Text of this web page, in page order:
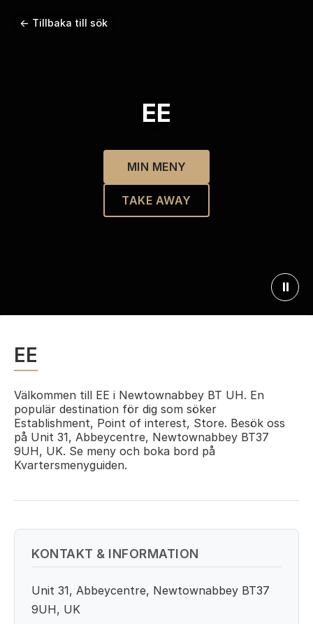
← Tillbaka till sök
EE
MIN MENY
TAKE AWAY
⏸
EE
Välkommen till EE i Newtownabbey BT UH. En
populär destination för dig som söker
Establishment, Point of interest, Store. Besök oss
på Unit 31, Abbeycentre, Newtownabbey BT37
9UH, UK. Se meny och boka bord på
Kvartersmenyguiden.
KONTAKT & INFORMATION
Unit 31, Abbeycentre, Newtownabbey BT37
9UH, UK